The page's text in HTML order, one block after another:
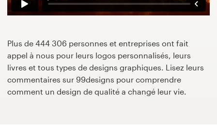
Plus de 444 306 personnes et entreprises ont fait
appel à nous pour leurs logos personnalisés, leurs
livres et tous types de designs graphiques. Lisez leurs
commentaires sur 99designs pour comprendre
comment un design de qualité a changé leur vie.
99designs Studio
99designs Pro